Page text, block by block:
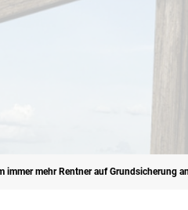
immer mehr Rentner auf Grundsicherung